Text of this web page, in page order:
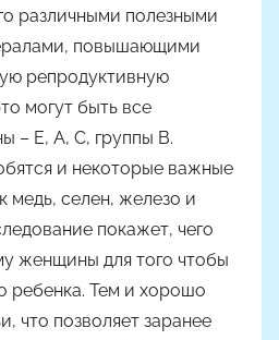
различными полезными
повышающими
репродуктивную
могут быть все
– Е, А, С, группы В.
и некоторые важные
медь, селен, железо и
покажет, чего
женщины для того чтобы
ребенка. Тем и хорошо
что позволяет заранее